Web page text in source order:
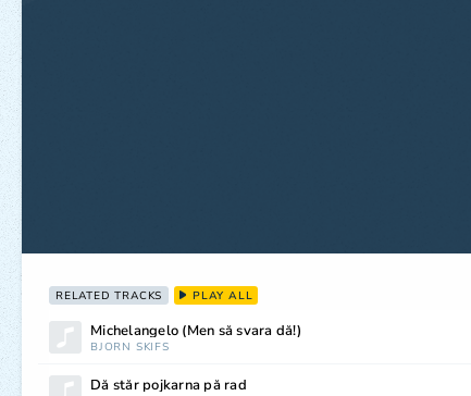
RELATED TRACKS PLAY ALL
Michelangelo (Men så svara då!)
BJÖRN SKIFS
Då står pojkarna på rad